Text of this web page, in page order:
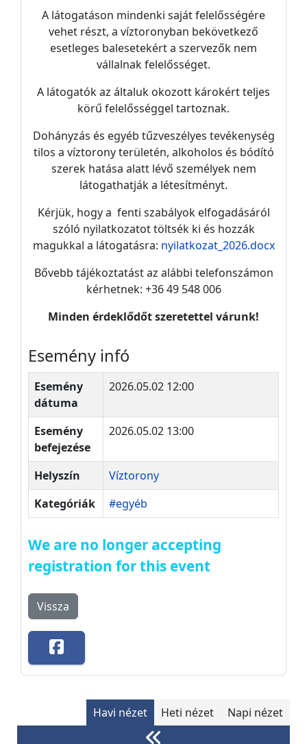
A látogatáson mindenki saját felelősségére
vehet részt, a víztoronyban bekövetkező
esetleges balesetekért a szervezők nem
vállalnak felelősséget.
A látogatók az általuk okozott károkért teljes
körű felelősséggel tartoznak.
Dohányzás és egyéb tűzveszélyes tevékenység
tilos a víztorony területén, alkoholos és bódító
szerek hatása alatt lévő személyek nem
látogathatják a létesítményt.
Kérjük, hogy a fenti szabályok elfogadásáról
szóló nyilatkozatot töltsék ki és hozzák
magukkal a látogatásra: nyilatkozat_2026.docx
Bővebb tájékoztatást az alábbi telefonszámon
kérhetnek: +36 49 548 006
Minden érdeklődőt szeretettel várunk!
Esemény infó
Esemény
dátuma
2026.05.02 12:00
Esemény
befejezése
2026.05.02 13:00
Helyszín
Víztorony
Kategóriák
#egyéb
We are no longer accepting
registration for this event
Vissza
Havi nézet Heti nézet Napi nézet